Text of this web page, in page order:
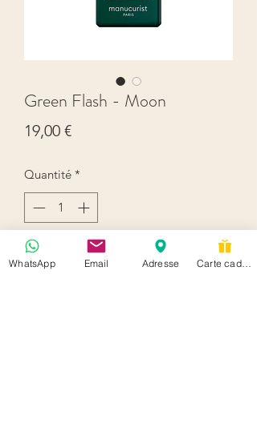
Green Flash - Moon
19,00 €Prix
Quantité *
Ajouter au panier
WhatsApp Email Adresse Carte cadeau